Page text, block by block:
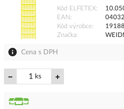
Kód ELFETEX
EAN
Kód výrobce
Značka
Cena s DPH
ks